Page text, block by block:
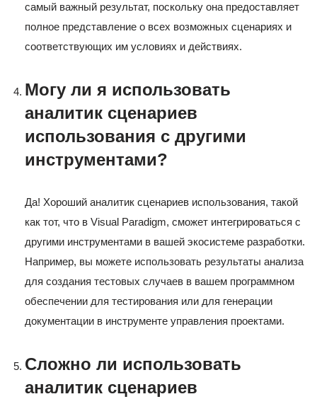
самый важный результат, поскольку она предоставляет
полное представление о всех возможных сценариях и
соответствующих им условиях и действиях.
Могу ли я использовать
аналитик сценариев
использования с другими
инструментами?
Да! Хороший аналитик сценариев использования, такой
как тот, что в Visual Paradigm, сможет интегрироваться с
другими инструментами в вашей экосистеме разработки.
Например, вы можете использовать результаты анализа
для создания тестовых случаев в вашем программном
обеспечении для тестирования или для генерации
документации в инструменте управления проектами.
Сложно ли использовать
аналитик сценариев